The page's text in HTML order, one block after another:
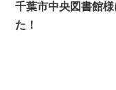
千葉市中央図書館
た！